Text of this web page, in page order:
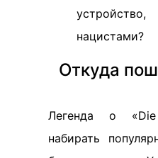
устройство,
нацистами?
Откуда
Легенда о
набирать